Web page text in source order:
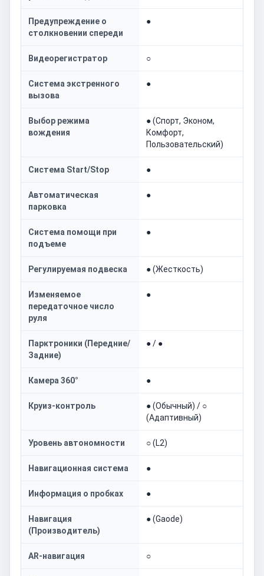
Предупреждение о
столкновении спереди
●
Видеорегистратор ○
Система экстренного
вызова
●
Выбор режима
вождения
● (Спорт, Эконом,
Комфорт,
Пользовательский)
Система Start/Stop ●
Автоматическая
парковка
●
Система помощи при
подъеме
●
Регулируемая подвеска ● (Жесткость)
Изменяемое
передаточное число
руля
●
Парктроники (Передние/
Задние)
● / ●
Камера 360° ●
Круиз-контроль
● (Обычный) / ○
(Адаптивный)
Уровень автономности ○ (L2)
Навигационная система ●
Информация о пробках ●
Навигация
(Производитель)
● (Gaode)
AR-навигация ○